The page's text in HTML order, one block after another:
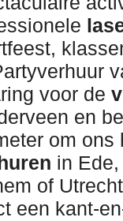
voor de
en
om ons
in
of
een kant-